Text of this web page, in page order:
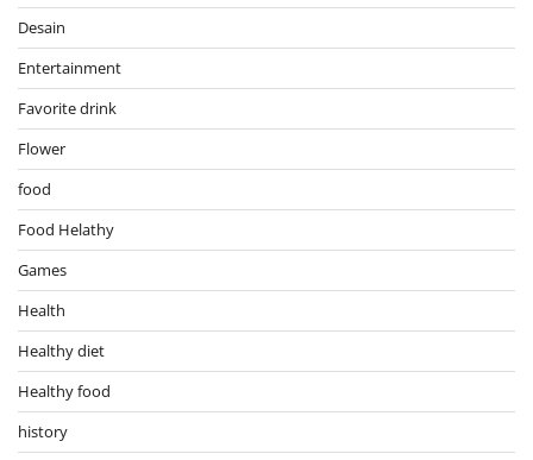
Desain
Entertainment
Favorite drink
Flower
food
Food Helathy
Games
Health
Healthy diet
Healthy food
history